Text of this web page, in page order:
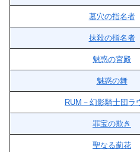
墓穴の指名者
抹殺の指名者
魅惑の宮殿
魅惑の舞
RUM－幻影騎士団ラ
罪宝の欺き
聖なる薊花